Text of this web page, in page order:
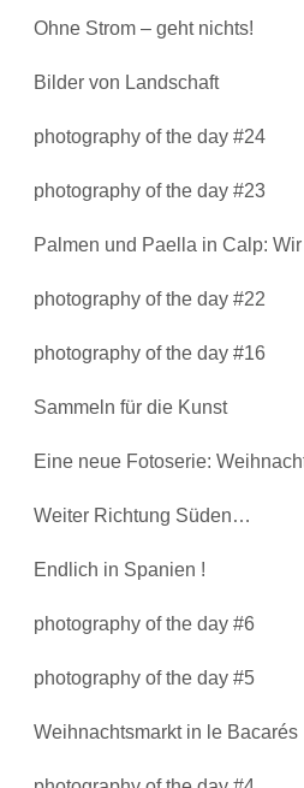
Ohne Strom – geht nichts!
Bilder von Landschaft
photography of the day #24
photography of the day #23
Palmen und Paella in Calp:
photography of the day #22
photography of the day #16
Sammeln für die Kunst
Eine neue Fotoserie:
Weiter Richtung Süden…
Endlich in Spanien !
photography of the day #6
photography of the day #5
Weihnachtsmarkt in le Bacarés